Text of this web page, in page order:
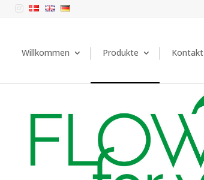
Willkommen Produkte Kontakt